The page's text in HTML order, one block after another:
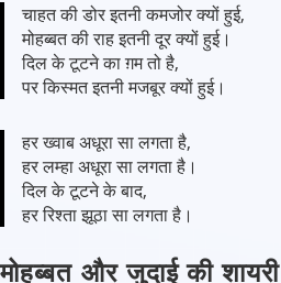
चाहत की डोर इतनी कमजोर क्यों हुई,
मोहब्बत की राह इतनी दूर क्यों हुई।
दिल के टूटने का ग़म तो है,
पर किस्मत इतनी मजबूर क्यों हुई।
हर ख्वाब अधूरा सा लगता है,
हर लम्हा अधूरा सा लगता है।
दिल के टूटने के बाद,
हर रिश्ता झूठा सा लगता है।
मोहब्बत और जुदाई की शायरी